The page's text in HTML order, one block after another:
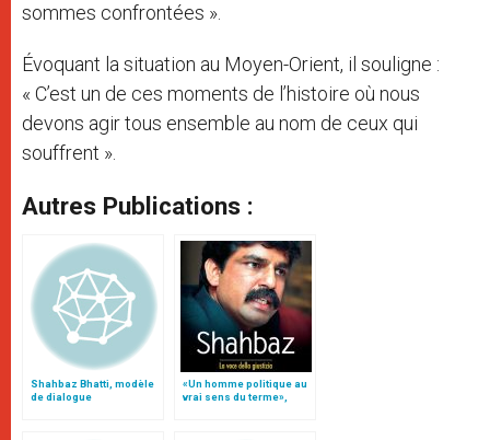
sommes confrontées ».
Évoquant la situation au Moyen-Orient, il souligne :
« C’est un de ces moments de l’histoire où nous
devons agir tous ensemble au nom de ceux qui
souffrent ».
Autres Publications :
Shahbaz Bhatti, modèle
de dialogue
«Un homme politique au
vrai sens du terme»,